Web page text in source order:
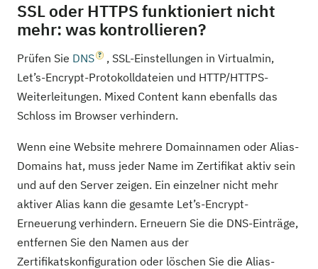
SSL oder HTTPS funktioniert nicht
mehr: was kontrollieren?
Prüfen Sie DNS
, SSL-Einstellungen in Virtualmin,
Let’s-Encrypt-Protokolldateien und HTTP/HTTPS-
Weiterleitungen. Mixed Content kann ebenfalls das
Schloss im Browser verhindern.
Wenn eine Website mehrere Domainnamen oder Alias-
Domains hat, muss jeder Name im Zertifikat aktiv sein
und auf den Server zeigen. Ein einzelner nicht mehr
aktiver Alias kann die gesamte Let’s-Encrypt-
Erneuerung verhindern. Erneuern Sie die DNS-Einträge,
entfernen Sie den Namen aus der
Zertifikatskonfiguration oder löschen Sie die Alias-